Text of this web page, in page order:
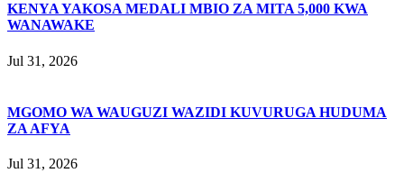
KENYA YAKOSA MEDALI MBIO ZA MITA 5,000 KWA
WANAWAKE
Jul 31, 2026
MGOMO WA WAUGUZI WAZIDI KUVURUGA HUDUMA
ZA AFYA
Jul 31, 2026